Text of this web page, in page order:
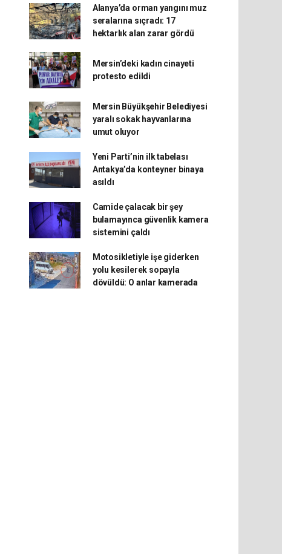
Alanya’da orman yangını muz
seralarına sıçradı: 17
hektarlık alan zarar gördü
Mersin’deki kadın cinayeti
protesto edildi
Mersin Büyükşehir Belediyesi
yaralı sokak hayvanlarına
umut oluyor
Yeni Parti’nin ilk tabelası
Antakya’da konteyner binaya
asıldı
Camide çalacak bir şey
bulamayınca güvenlik kamera
sistemini çaldı
Motosikletiyle işe giderken
yolu kesilerek sopayla
dövüldü: O anlar kamerada